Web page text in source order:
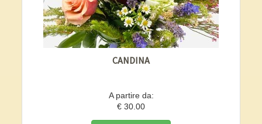
CANDINA
A partire da:
€ 30.00